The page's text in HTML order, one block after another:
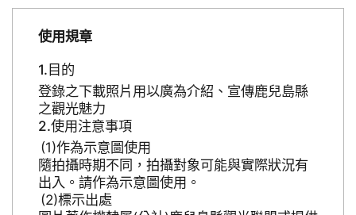
使用規章
目的
登錄之下載照片用以廣為介紹、宣傳鹿兒島縣
之觀光魅力
使用注意事項
作為示意圖使用
隨拍攝時期不同，拍攝對象可能與實際狀況有
出入。請作為示意圖使用。
標示出處